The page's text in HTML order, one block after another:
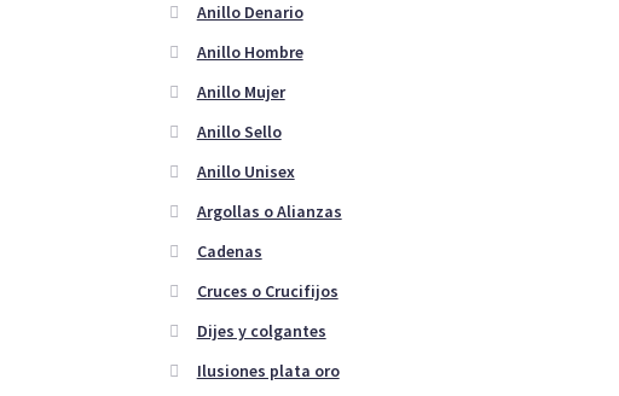
Anillo Denario
Anillo Hombre
Anillo Mujer
Anillo Sello
Anillo Unisex
Argollas o Alianzas
Cadenas
Cruces o Crucifijos
Dijes y colgantes
Ilusiones plata oro